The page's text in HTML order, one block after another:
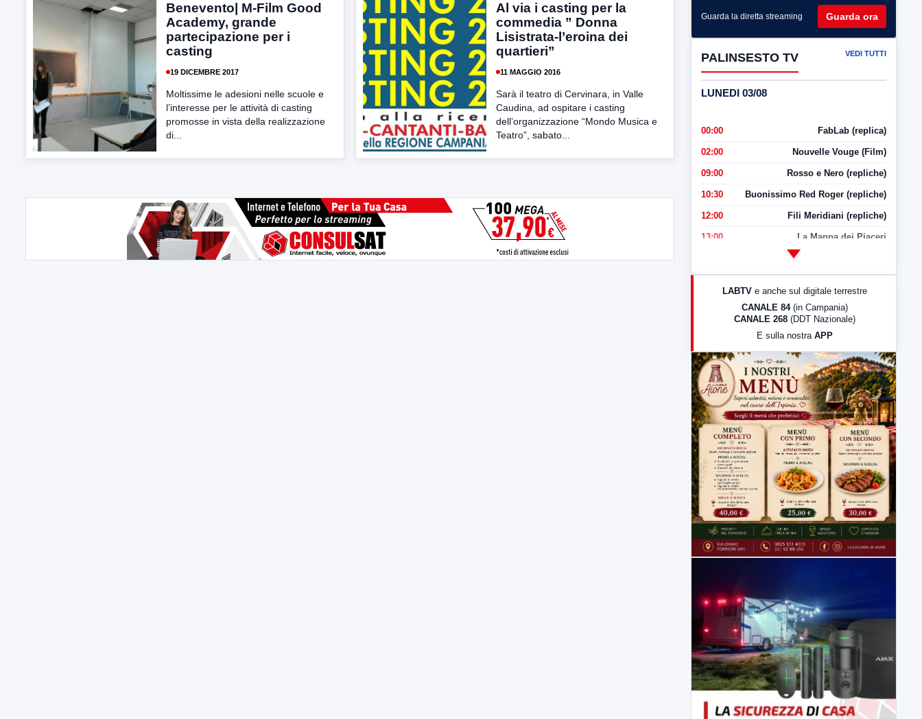
Benevento| M-Film Good
Academy, grande
partecipazione per i
casting
19 DICEMBRE 2017
Moltissime le adesioni nelle scuole e
l’interesse per le attività di casting
promosse in vista della realizzazione
di...
Al via i casting per la
commedia ” Donna
Lisistrata-l’eroina dei
quartieri”
11 MAGGIO 2016
Sarà il teatro di Cervinara, in Valle
Caudina, ad ospitare i casting
dell’organizzazione “Mondo Musica e
Teatro”, sabato...
Guarda la diretta streaming Guarda ora
PALINSESTO TV VEDI TUTTI
LUNEDI 03/08
00:00 FabLab (replica)
02:00 Nouvelle Vouge (Film)
09:00 Rosso e Nero (repliche)
10:30 Buonissimo Red Roger (repliche)
12:00 Fili Meridiani (repliche)
13:00 La Mappa dei Piaceri
LabNews (Diretta)
23:00 LabNews (replica)
LABTV e anche sul digitale terrestre
CANALE 84 (in Campania)
CANALE 268 (DDT Nazionale)
E sulla nostra APP